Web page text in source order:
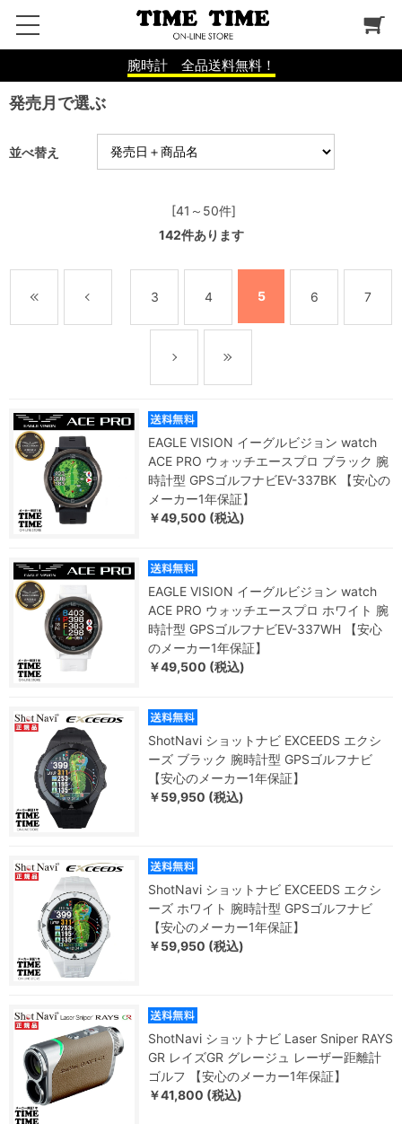
腕時計 全品送料無料！
発売月で選ぶ
並べ替え
[41～50件]
142件あります
3 4 5 6 7
EAGLE VISION イーグルビジョン watch
ACE PRO ウォッチエースプロ ブラック 腕
時計型 GPSゴルフナビEV-337BK 【安心の
メーカー1年保証】
￥49,500 (税込)
EAGLE VISION イーグルビジョン watch
ACE PRO ウォッチエースプロ ホワイト 腕
時計型 GPSゴルフナビEV-337WH 【安心
のメーカー1年保証】
￥49,500 (税込)
ShotNavi ショットナビ EXCEEDS エクシ
ーズ ブラック 腕時計型 GPSゴルフナビ
【安心のメーカー1年保証】
￥59,950 (税込)
ShotNavi ショットナビ EXCEEDS エクシ
ーズ ホワイト 腕時計型 GPSゴルフナビ
【安心のメーカー1年保証】
￥59,950 (税込)
ShotNavi ショットナビ Laser Sniper RAYS
GR レイズGR グレージュ レーザー距離計
ゴルフ 【安心のメーカー1年保証】
￥41,800 (税込)